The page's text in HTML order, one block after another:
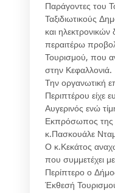
Παράγοντες του
Ταξιδιωτικούς
και
περαιτέρω
Τουρισμού, που
στην Κεφαλλονιά.
Την οργανωτική
Περιπτέρου είχε
Αυγερινός ενώ
Εκπρόσωπος
κ.Πασκουάλε
Ο κ.Κεκάτος
που συμμετέχει
Περίπτερο ο
Έκθεσή